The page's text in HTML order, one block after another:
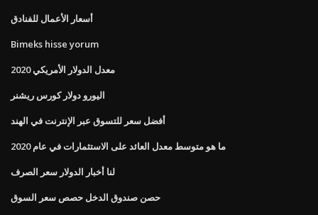
أسعار الأعمال للفنادق
Bimeks hisse yorum
معدل الدولار الأمريكي 2020
اليورو دولار كورس ريشنر
أفضل سعر للتسوق عبر الإنترنت في الهند
ما هو متوسط ​​معدل العائد على الاستثمارات في عام 2020
لنا أخبار الدولار سعر الصرف
حصن صندوق الدخل حصص سعر السوق